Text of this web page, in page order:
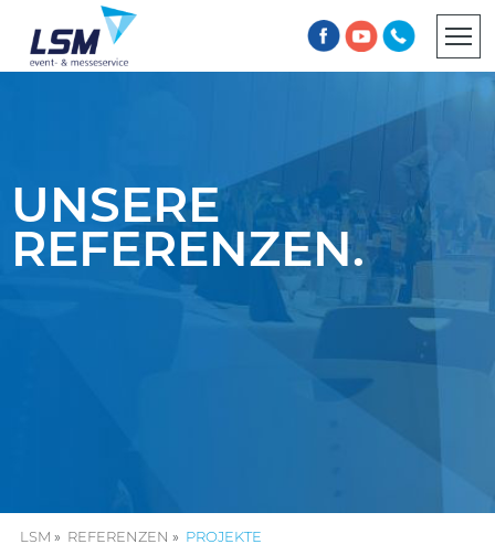
LSM REFERENZEN PROJEKTE
UNSERE
REFERENZEN.